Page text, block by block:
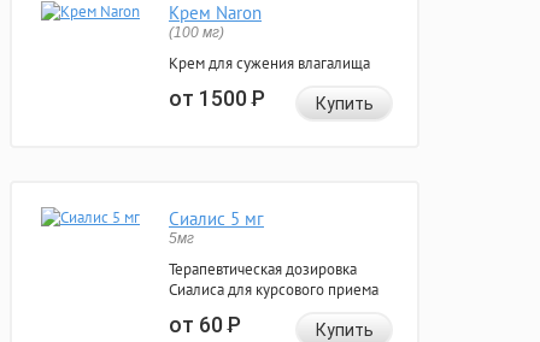
Крем Naron
(100 мг)
Крем для сужения влагалища
от 1500Р Купить
Сиалис 5 мг
5мг
Терапевтическая дозировка
Сиалиса для курсового приема
от 60Р Купить